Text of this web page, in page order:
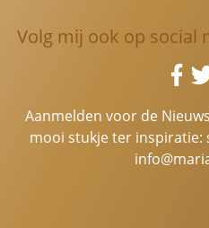
Volg mij ook op social
Aanmelden voor de
mooi stukje ter inspiratie: